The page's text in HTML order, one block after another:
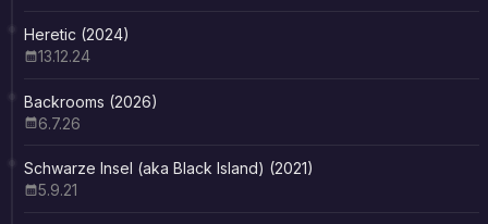
Heretic (2024)
13.12.24
Backrooms (2026)
6.7.26
Schwarze Insel (aka Black Island) (2021)
5.9.21